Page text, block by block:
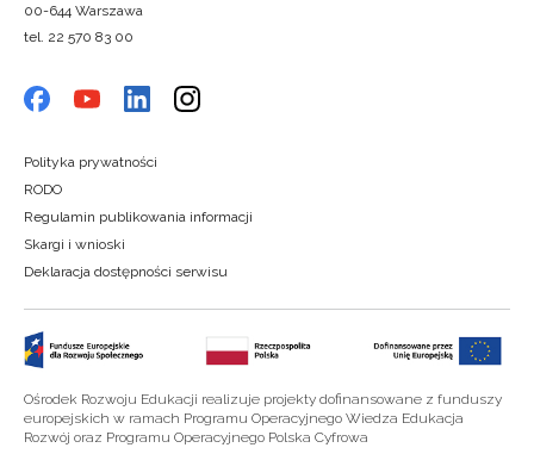
00-644 Warszawa
tel. 22 570 83 00
Polityka prywatności
RODO
Regulamin publikowania informacji
Skargi i wnioski
Deklaracja dostępności serwisu
Ośrodek Rozwoju Edukacji realizuje projekty dofinansowane z funduszy
europejskich w ramach Programu Operacyjnego Wiedza Edukacja
Rozwój oraz Programu Operacyjnego Polska Cyfrowa